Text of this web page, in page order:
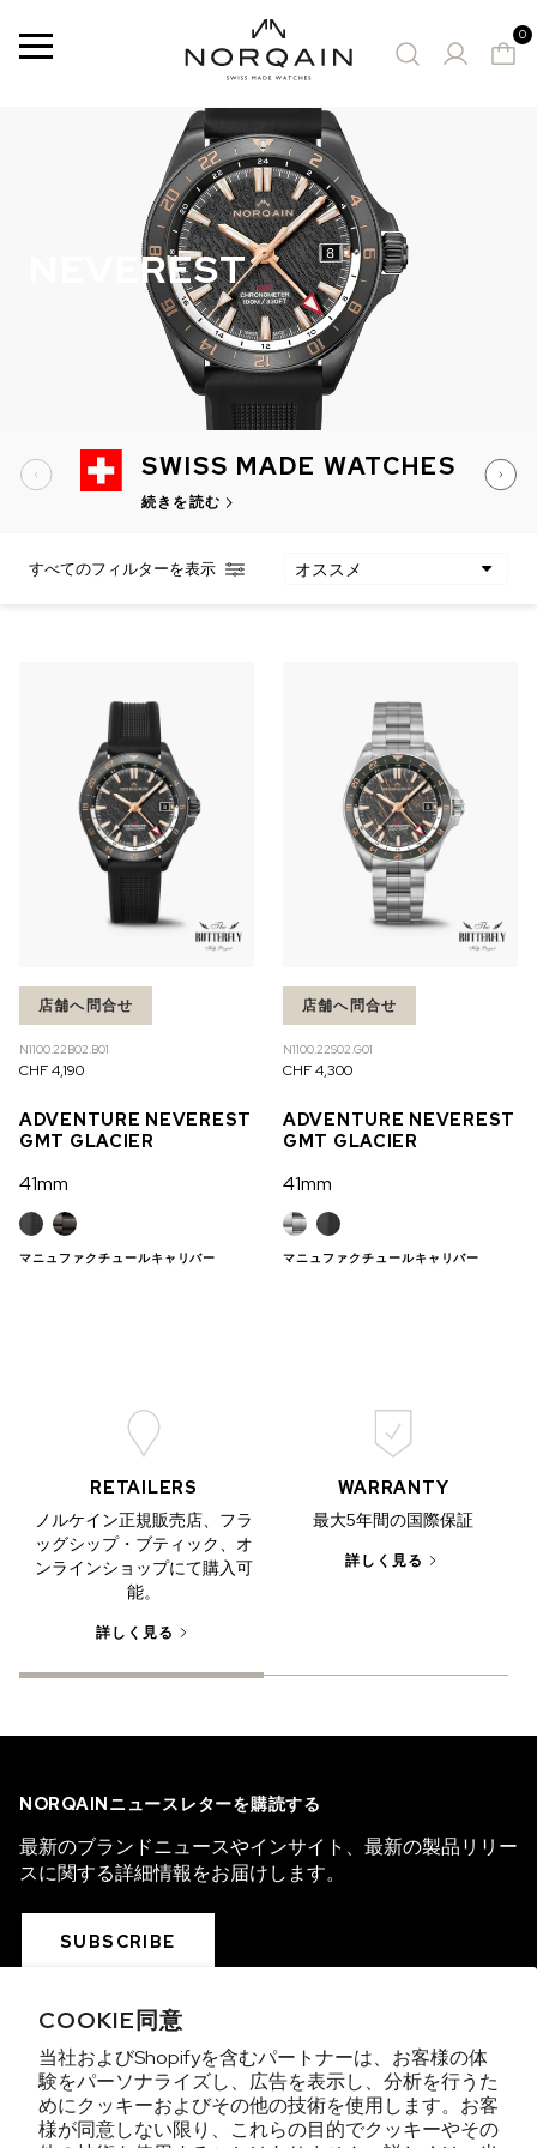
COOKIE同意
当社およびShopifyを含むパートナーは、お客様の体
験をパーソナライズし、広告を表示し、分析を行うた
めにクッキーおよびその他の技術を使用します。お客
様が同意しない限り、これらの目的でクッキーやその
メ
0
お勧めの時計
在庫あり
在庫あり
CHF 5,250
WILD ONE SKELETON
GREY
42mm
NEVEREST
SWISS MADE WATCHES
続きを読む
すべてのフィルターを表示
店舗へ問合せ
N1100.22B02.B01
CHF 4,190
ADVENTURE NEVEREST
GMT GLACIER
41mm
マニュファクチュールキャリバー
店舗へ問合せ
N1100.22S02.G01
CHF 4,300
ADVENTURE NEVEREST
GMT GLACIER
41mm
マニュファクチュールキャリバー
RETAILERS
ノルケイン正規販売店、フラ
ッグシップ・ブティック、オ
ンラインショップにて購入可
能。
詳しく見る
WARRANTY
最大5年間の国際保証
詳しく見る
NORQAINニュースレターを購読する
最新のブランドニュースやインサイト、最新の製品リリー
スに関する詳細情報をお届けします。
SUBSCRIBE
COLLECTIONS
WE ARE NORQAIN